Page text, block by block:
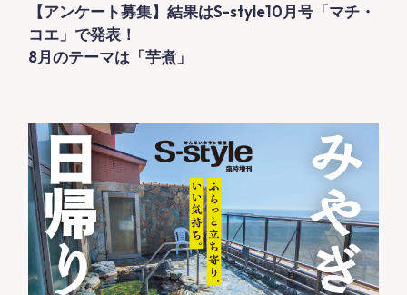
【アンケート募集】結果はS-style10月号「マチ・
コエ」で発表！
8月のテーマは「芋煮」